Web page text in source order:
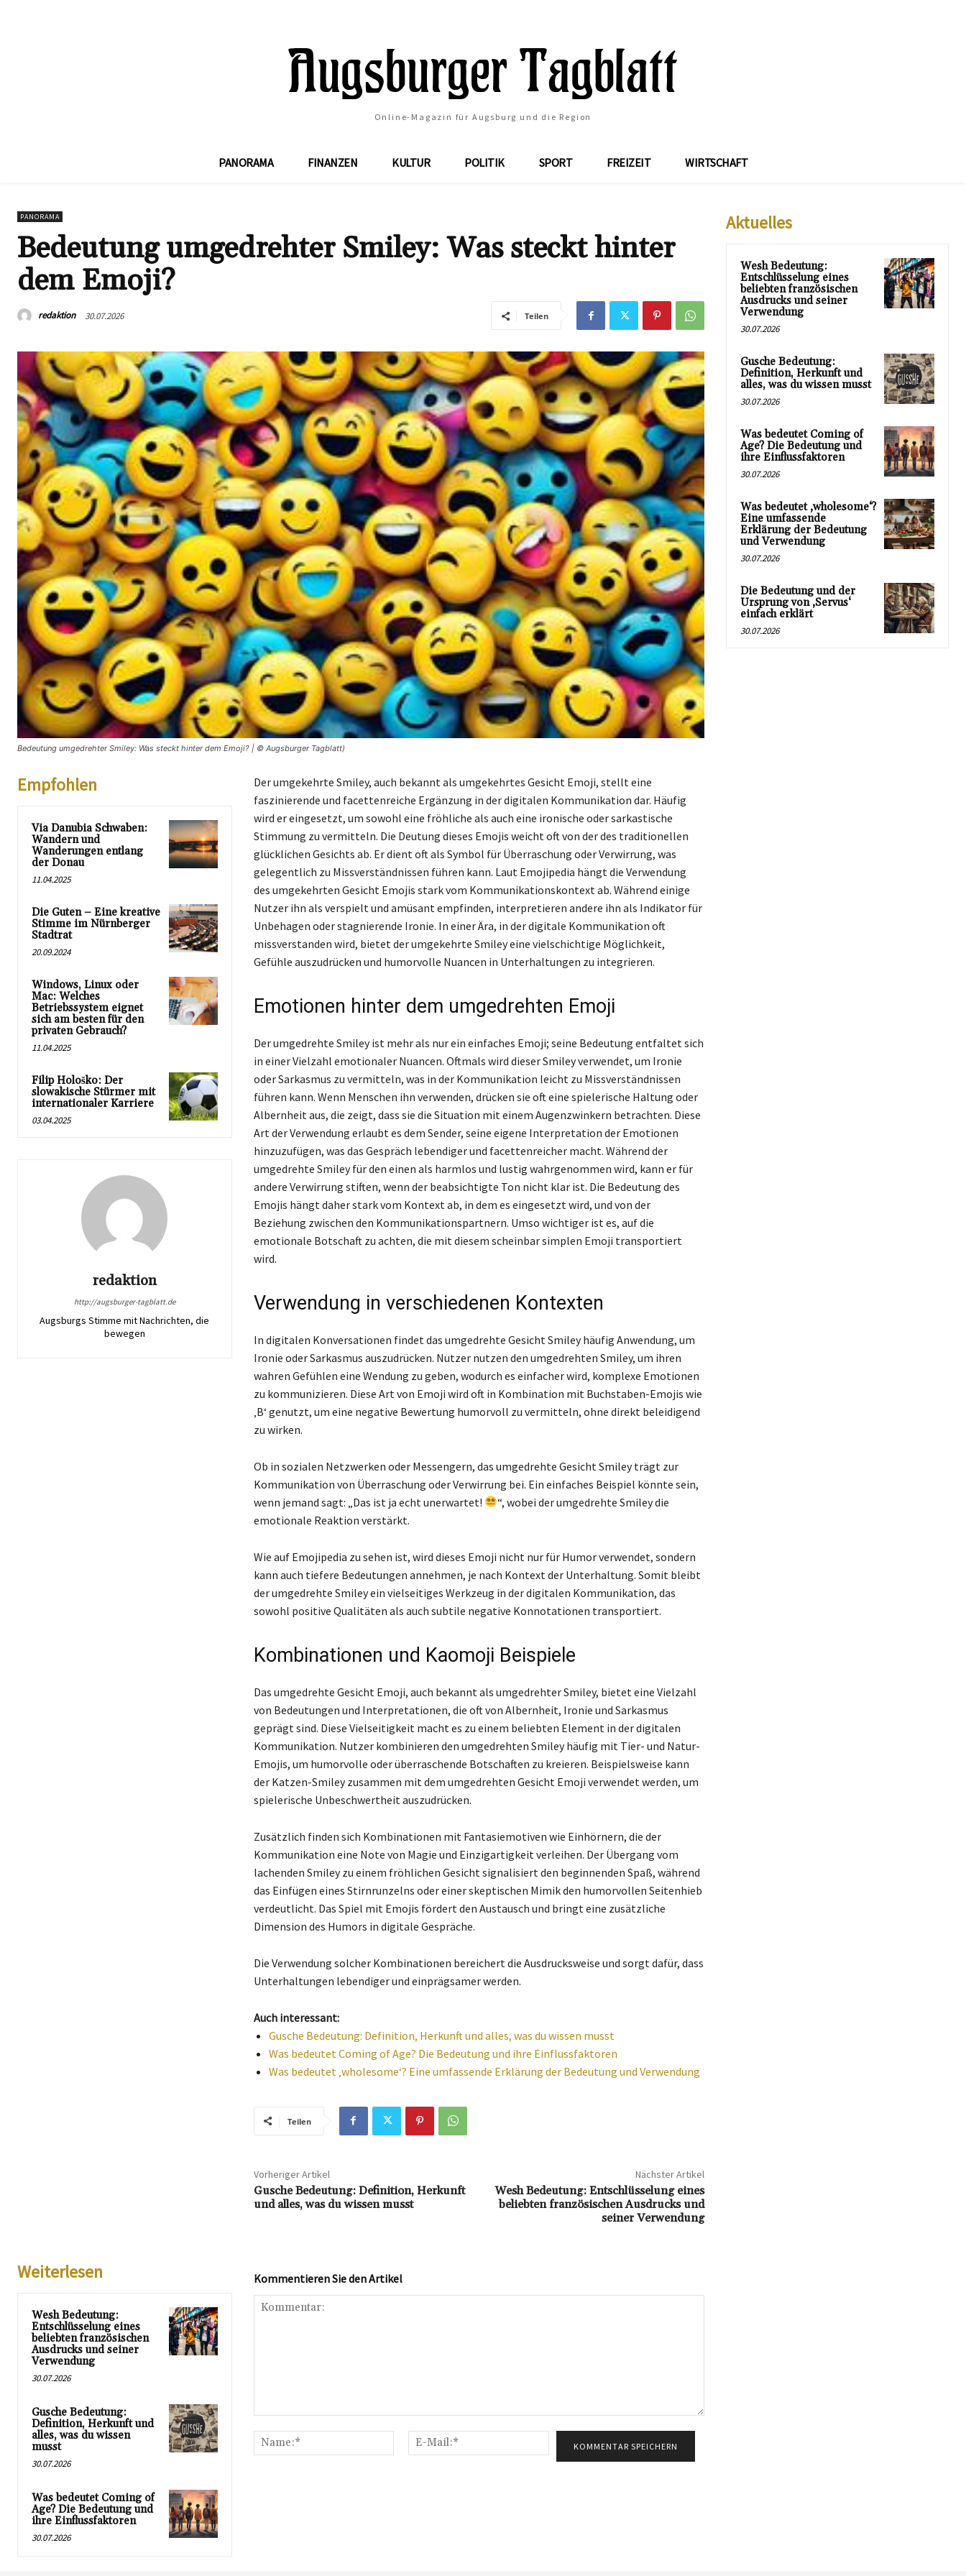
Online-Magazin für Augsburg und die Region
PANORAMA FINANZEN KULTUR POLITIK SPORT FREIZEIT WIRTSCHAFT
PANORAMA
Bedeutung umgedrehter Smiley: Was steckt hinter
dem Emoji?
redaktion 30.07.2026 Teilen
Bedeutung umgedrehter Smiley: Was steckt hinter dem Emoji? | © Augsburger Tagblatt)
Empfohlen
Via Danubia Schwaben:
Wandern und
Wanderungen entlang
der Donau
11.04.2025
Die Guten – Eine kreative
Stimme im Nürnberger
Stadtrat
20.09.2024
Windows, Linux oder
Mac: Welches
Betriebssystem eignet
sich am besten für den
privaten Gebrauch?
11.04.2025
Filip Hološko: Der
slowakische Stürmer mit
internationaler Karriere
03.04.2025
redaktion
http://augsburger-tagblatt.de
Augsburgs Stimme mit Nachrichten, die
bewegen
Der umgekehrte Smiley, auch bekannt als umgekehrtes Gesicht Emoji, stellt eine
faszinierende und facettenreiche Ergänzung in der digitalen Kommunikation dar. Häufig
wird er eingesetzt, um sowohl eine fröhliche als auch eine ironische oder sarkastische
Stimmung zu vermitteln. Die Deutung dieses Emojis weicht oft von der des traditionellen
glücklichen Gesichts ab. Er dient oft als Symbol für Überraschung oder Verwirrung, was
gelegentlich zu Missverständnissen führen kann. Laut Emojipedia hängt die Verwendung
des umgekehrten Gesicht Emojis stark vom Kommunikationskontext ab. Während einige
Nutzer ihn als verspielt und amüsant empfinden, interpretieren andere ihn als Indikator für
Unbehagen oder stagnierende Ironie. In einer Ära, in der digitale Kommunikation oft
missverstanden wird, bietet der umgekehrte Smiley eine vielschichtige Möglichkeit,
Gefühle auszudrücken und humorvolle Nuancen in Unterhaltungen zu integrieren.
Emotionen hinter dem umgedrehten Emoji
Der umgedrehte Smiley ist mehr als nur ein einfaches Emoji; seine Bedeutung entfaltet sich
in einer Vielzahl emotionaler Nuancen. Oftmals wird dieser Smiley verwendet, um Ironie
oder Sarkasmus zu vermitteln, was in der Kommunikation leicht zu Missverständnissen
führen kann. Wenn Menschen ihn verwenden, drücken sie oft eine spielerische Haltung oder
Albernheit aus, die zeigt, dass sie die Situation mit einem Augenzwinkern betrachten. Diese
Art der Verwendung erlaubt es dem Sender, seine eigene Interpretation der Emotionen
hinzuzufügen, was das Gespräch lebendiger und facettenreicher macht. Während der
umgedrehte Smiley für den einen als harmlos und lustig wahrgenommen wird, kann er für
andere Verwirrung stiften, wenn der beabsichtigte Ton nicht klar ist. Die Bedeutung des
Emojis hängt daher stark vom Kontext ab, in dem es eingesetzt wird, und von der
Beziehung zwischen den Kommunikationspartnern. Umso wichtiger ist es, auf die
emotionale Botschaft zu achten, die mit diesem scheinbar simplen Emoji transportiert
wird.
Verwendung in verschiedenen Kontexten
In digitalen Konversationen findet das umgedrehte Gesicht Smiley häufig Anwendung, um
Ironie oder Sarkasmus auszudrücken. Nutzer nutzen den umgedrehten Smiley, um ihren
wahren Gefühlen eine Wendung zu geben, wodurch es einfacher wird, komplexe Emotionen
zu kommunizieren. Diese Art von Emoji wird oft in Kombination mit Buchstaben-Emojis wie
‚B‘ genutzt, um eine negative Bewertung humorvoll zu vermitteln, ohne direkt beleidigend
zu wirken.
Ob in sozialen Netzwerken oder Messengern, das umgedrehte Gesicht Smiley trägt zur
Kommunikation von Überraschung oder Verwirrung bei. Ein einfaches Beispiel könnte sein,
wenn jemand sagt: „Das ist ja echt unerwartet!
“, wobei der umgedrehte Smiley die
emotionale Reaktion verstärkt.
Wie auf Emojipedia zu sehen ist, wird dieses Emoji nicht nur für Humor verwendet, sondern
kann auch tiefere Bedeutungen annehmen, je nach Kontext der Unterhaltung. Somit bleibt
der umgedrehte Smiley ein vielseitiges Werkzeug in der digitalen Kommunikation, das
sowohl positive Qualitäten als auch subtile negative Konnotationen transportiert.
Kombinationen und Kaomoji Beispiele
Das umgedrehte Gesicht Emoji, auch bekannt als umgedrehter Smiley, bietet eine Vielzahl
von Bedeutungen und Interpretationen, die oft von Albernheit, Ironie und Sarkasmus
geprägt sind. Diese Vielseitigkeit macht es zu einem beliebten Element in der digitalen
Kommunikation. Nutzer kombinieren den umgedrehten Smiley häufig mit Tier- und Natur-
Emojis, um humorvolle oder überraschende Botschaften zu kreieren. Beispielsweise kann
der Katzen-Smiley zusammen mit dem umgedrehten Gesicht Emoji verwendet werden, um
spielerische Unbeschwertheit auszudrücken.
Zusätzlich finden sich Kombinationen mit Fantasiemotiven wie Einhörnern, die der
Kommunikation eine Note von Magie und Einzigartigkeit verleihen. Der Übergang vom
lachenden Smiley zu einem fröhlichen Gesicht signalisiert den beginnenden Spaß, während
das Einfügen eines Stirnrunzelns oder einer skeptischen Mimik den humorvollen Seitenhieb
verdeutlicht. Das Spiel mit Emojis fördert den Austausch und bringt eine zusätzliche
Dimension des Humors in digitale Gespräche.
Die Verwendung solcher Kombinationen bereichert die Ausdrucksweise und sorgt dafür, dass
Unterhaltungen lebendiger und einprägsamer werden.
Auch interessant:
Gusche Bedeutung: Definition, Herkunft und alles, was du wissen musst
Was bedeutet Coming of Age? Die Bedeutung und ihre Einflussfaktoren
Was bedeutet ‚wholesome‘? Eine umfassende Erklärung der Bedeutung und Verwendung
Teilen
Vorheriger Artikel
Gusche Bedeutung: Definition, Herkunft
und alles, was du wissen musst
Nächster Artikel
Wesh Bedeutung: Entschlüsselung eines
beliebten französischen Ausdrucks und
seiner Verwendung
Weiterlesen
Wesh Bedeutung:
Entschlüsselung eines
beliebten französischen
Ausdrucks und seiner
Verwendung
30.07.2026
Gusche Bedeutung:
Definition, Herkunft und
alles, was du wissen
musst
30.07.2026
Was bedeutet Coming of
Age? Die Bedeutung und
ihre Einflussfaktoren
30.07.2026
Kommentieren Sie den Artikel
Name:*
Mail:*
Aktuelles
Wesh Bedeutung:
Entschlüsselung eines
beliebten französischen
Ausdrucks und seiner
Verwendung
30.07.2026
Gusche Bedeutung:
Definition, Herkunft und
alles, was du wissen musst
30.07.2026
Was bedeutet Coming of
Age? Die Bedeutung und
ihre Einflussfaktoren
30.07.2026
Was bedeutet ‚wholesome‘?
Eine umfassende
Erklärung der Bedeutung
und Verwendung
30.07.2026
Die Bedeutung und der
Ursprung von ‚Servus‘
einfach erklärt
30.07.2026